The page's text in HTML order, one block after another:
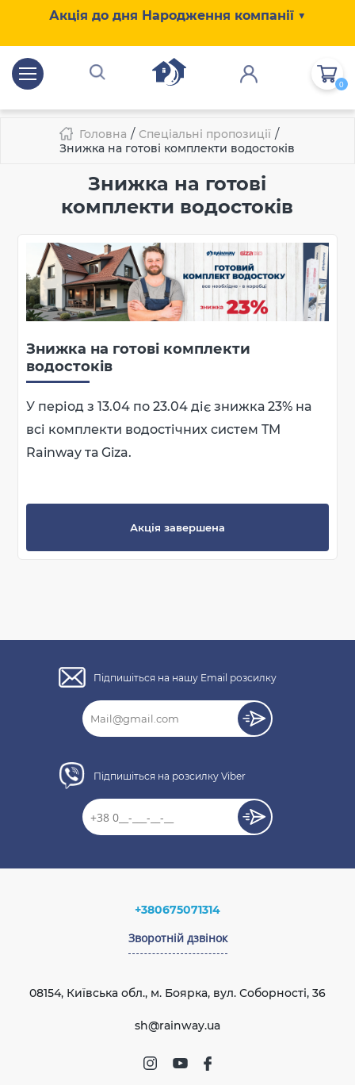
Акція до дня Народження компанії ▼
0
Головна / Спеціальні пропозиції /
Знижка на готові комплекти водостоків
Знижка на готові
комплекти водостоків
Знижка на готові комплекти
водостоків
У період з 13.04 по 23.04 діє знижка 23% на
всі комплекти водостічних систем TM
Rainway та Giza.
Акція завершена
Підпишіться на нашу Email розсилку
Підпишіться на розсилку Viber
+380675071314
Зворотній дзвінок
08154, Київська обл., м. Боярка, вул. Соборності, 36
sh@rainway.ua